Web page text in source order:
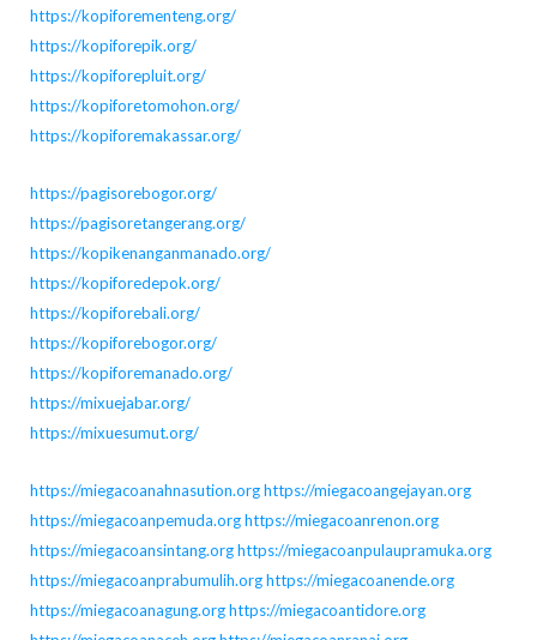
https://kopiforementeng.org/
https://kopiforepik.org/
https://kopiforepluit.org/
https://kopiforetomohon.org/
https://kopiforemakassar.org/
https://pagisorebogor.org/
https://pagisoretangerang.org/
https://kopikenanganmanado.org/
https://kopiforedepok.org/
https://kopiforebali.org/
https://kopiforebogor.org/
https://kopiforemanado.org/
https://mixuejabar.org/
https://mixuesumut.org/
https://miegacoanahnasution.orghttps://miegacoangejayan.org
https://miegacoanpemuda.orghttps://miegacoanrenon.org
https://miegacoansintang.orghttps://miegacoanpulaupramuka.org
https://miegacoanprabumulih.orghttps://miegacoanende.org
https://miegacoanagung.orghttps://miegacoantidore.org